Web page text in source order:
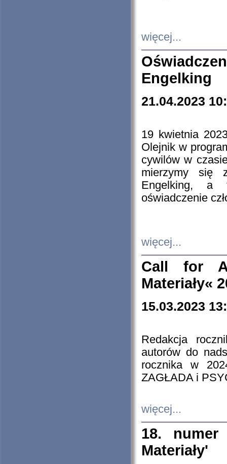
więcej...
Engelking
21.04.2023
19 kwietnia
Olejnik w
cywilów w
mierzymy się
Engelking, a
oświadczenie
więcej...
Call for
Materiały«
15.03.2023
Redakcja
autorów do
rocznika w
ZAGŁADA i
więcej...
18. numer
Materiały'